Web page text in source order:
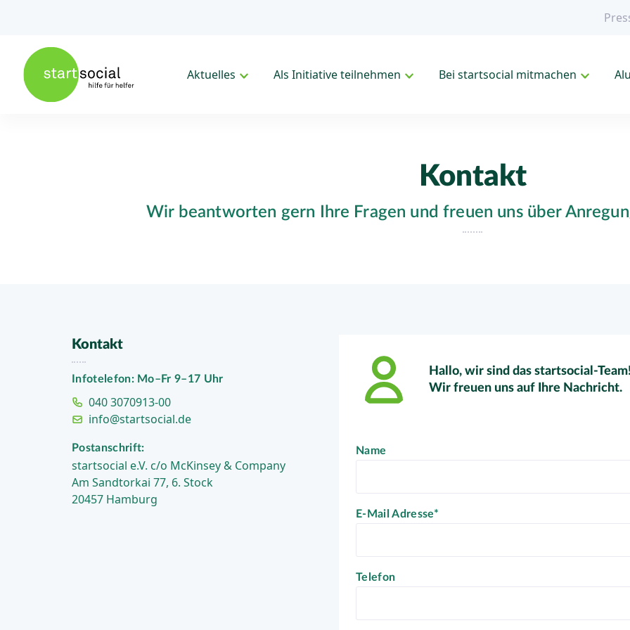
Aktuelles Als Initiative teilnehmen Bei startsocial mitmachen
Kontakt
Wir beantworten gern Ihre Fragen und freuen uns über
Kontakt
Infotelefon: Mo–Fr 9–17 Uhr
040 3070913-00
info@startsocial.de
Postanschrift:
startsocial e.V. c/o McKinsey & Company
Am Sandtorkai 77, 6. Stock
20457 Hamburg
Hallo, wir sind das startsocial-
Wir freuen uns auf Ihre Nachricht.
Name
E-Mail Adresse*
Telefon